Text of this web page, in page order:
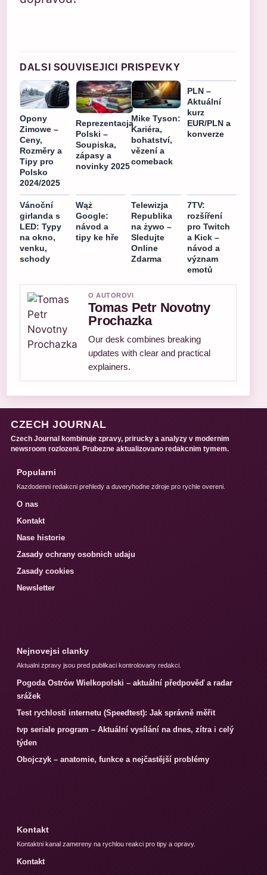
DALSI SOUVISEJICI PRISPEVKY
Opony
Zimowe –
Ceny,
Rozměry a
Tipy pro
Polsko
2024/2025
Reprezentacja
Polski –
Soupiska,
zápasy a
novinky 2025
Mike Tyson:
Kariéra,
bohatství,
vězení a
comeback
PLN –
Aktuální
kurz
EUR/PLN a
konverze
Vánoční
girlanda s
LED: Typy
na okno,
venku,
schody
Wąż
Google:
návod a
tipy ke hře
Telewizja
Republika
na żywo –
Sledujte
Online
Zdarma
7TV:
rozšíření
pro Twitch
a Kick –
návod a
význam
emotů
O AUTOROVI
Tomas Petr Novotny
Prochazka
Our desk combines breaking
updates with clear and practical
explainers.
CZECH JOURNAL
Czech Journal kombinuje zpravy, prirucky a analyzy v modernim
newsroom rozlozeni. Prubezne aktualizovano redakcnim tymem.
Popularni
Kazdodenni redakcni prehledy a duveryhodne zdroje pro rychle overeni.
O nas
Kontakt
Nase historie
Zasady ochrany osobnich udaju
Zasady cookies
Newsletter
Nejnovejsi clanky
Aktualni zpravy jsou pred publikaci kontrolovany redakci.
Pogoda Ostrów Wielkopolski – aktuální předpověď a radar
srážek
Test rychlosti internetu (Speedtest): Jak správně měřit
tvp seriale program – Aktuální vysílání na dnes, zítra i celý
týden
Obojczyk – anatomie, funkce a nejčastější problémy
Kontakt
Kontaktni kanal zamereny na rychlou reakci pro tipy a opravy.
Kontakt